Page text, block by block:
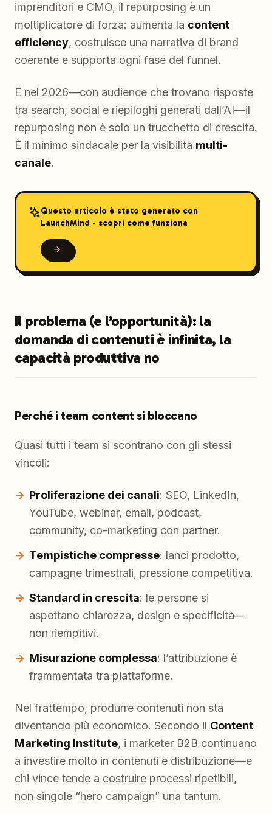
imprenditori e CMO, il repurposing è un
moltiplicatore di forza: aumenta la content
efficiency, costruisce una narrativa di brand
coerente e supporta ogni fase del funnel.
E nel 2026—con audience che trovano risposte
tra search, social e riepiloghi generati dall’AI—il
repurposing non è solo un trucchetto di crescita.
È il minimo sindacale per la visibilità multi-
canale.
Questo articolo è stato generato con
LaunchMind - scopri come funziona
Il problema (e l’opportunità): la
domanda di contenuti è infinita, la
capacità produttiva no
Perché i team content si bloccano
Quasi tutti i team si scontrano con gli stessi
vincoli:
Proliferazione dei canali: SEO, LinkedIn,
YouTube, webinar, email, podcast,
community, co-marketing con partner.
Tempistiche compresse: lanci prodotto,
campagne trimestrali, pressione competitiva.
Standard in crescita: le persone si
aspettano chiarezza, design e specificità—
non riempitivi.
Misurazione complessa: l’attribuzione è
frammentata tra piattaforme.
Nel frattempo, produrre contenuti non sta
diventando più economico. Secondo il Content
Marketing Institute, i marketer B2B continuano
a investire molto in contenuti e distribuzione—e
chi vince tende a costruire processi ripetibili,
non singole “hero campaign” una tantum.